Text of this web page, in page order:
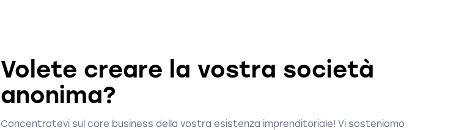
Volete creare la vostra società
anonima?
Concentratevi sul core business della vostra esistenza imprenditoriale! Vi sosteniamo